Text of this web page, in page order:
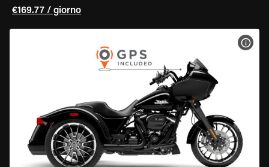
€169.77 / giorno